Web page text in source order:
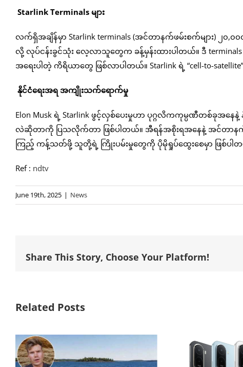
Starlink Terminals များ
လက်ရှိအချိန်မှာ Starlink terminals (အင်တာနက်ဖမ်းစက်များ) ၂
လို့ လုပ်ငန်းခွင်သုံး လေ့လာသူတွေက ခန့်မှန်းထားပါတယ်။ ဒီ
အရေးပါတဲ့ ကိရိယာတွေ ဖြစ်လာပါတယ်။ Starlink ရဲ့ “cell-to-
နိုင်ငံရေးအရ အကျိုးသက်ရောက်မှု
Elon Musk ရဲ့ Starlink ဖွင့်လှစ်ပေးမှုဟာ ပုဂ္ဂလိကကုမ္ပဏီတစ်ခုအ
လဲဆိုတာကို ပြသလိုက်တာ ဖြစ်ပါတယ်။ အီရန်အစိုးရအနေနဲ့ အင်တာန
ကြည့် ကန့်သတ်ဖို့ သူတို့ရဲ့ ကြိုးပမ်းမှုတွေကို ပိုမိုရှုပ်ထွေးစေမှာ ဖြစ်ပါ
Ref : ndtv
June 19th, 2025 | News
Share This Story, Choose Your Platform!
Related Posts